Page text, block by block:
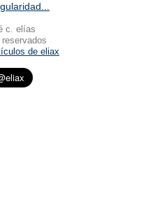
c. elías
de eliax